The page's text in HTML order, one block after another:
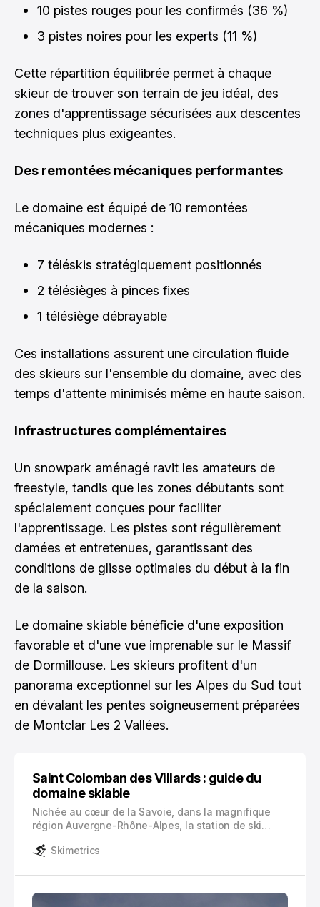
10 pistes rouges pour les confirmés (36 %)
3 pistes noires pour les experts (11 %)
Cette répartition équilibrée permet à chaque
skieur de trouver son terrain de jeu idéal, des
zones d'apprentissage sécurisées aux descentes
techniques plus exigeantes.
Des remontées mécaniques performantes
Le domaine est équipé de 10 remontées
mécaniques modernes :
7 téléskis stratégiquement positionnés
2 télésièges à pinces fixes
1 télésiège débrayable
Ces installations assurent une circulation fluide
des skieurs sur l'ensemble du domaine, avec des
temps d'attente minimisés même en haute saison.
Infrastructures complémentaires
Un snowpark aménagé ravit les amateurs de
freestyle, tandis que les zones débutants sont
spécialement conçues pour faciliter
l'apprentissage. Les pistes sont régulièrement
damées et entretenues, garantissant des
conditions de glisse optimales du début à la fin
de la saison.
Le domaine skiable bénéficie d'une exposition
favorable et d'une vue imprenable sur le Massif
de Dormillouse. Les skieurs profitent d'un
panorama exceptionnel sur les Alpes du Sud tout
en dévalant les pentes soigneusement préparées
de Montclar Les 2 Vallées.
Saint Colomban des Villards : guide du
domaine skiable
Nichée au cœur de la Savoie, dans la magnifique
région Auvergne-Rhône-Alpes, la station de ski
un domaine skiable authentique et familial. Cette
harmonieusement au sein du vaste domaine Les
Sybelles.
Skimetrics